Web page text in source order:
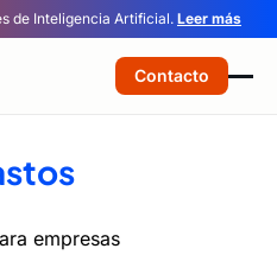
de Inteligencia Artificial. Leer más
Contacto